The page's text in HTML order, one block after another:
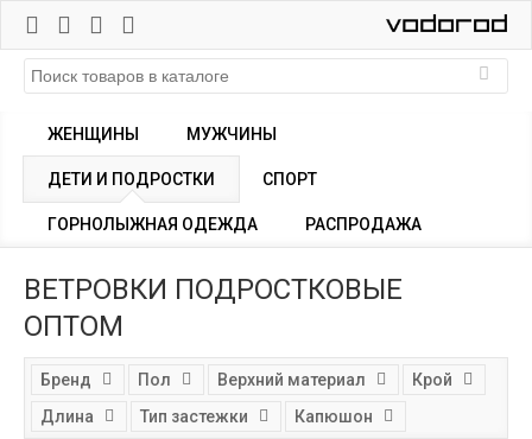
ЖЕНЩИНЫ МУЖЧИНЫ
ДЕТИ И ПОДРОСТКИ СПОРТ
ГОРНОЛЫЖНАЯ ОДЕЖДА РАСПРОДАЖА
ВЕТРОВКИ ПОДРОСТКОВЫЕ
ОПТОМ
Бренд Пол Верхний материал
Крой
Длина
Тип застежки Капюшон